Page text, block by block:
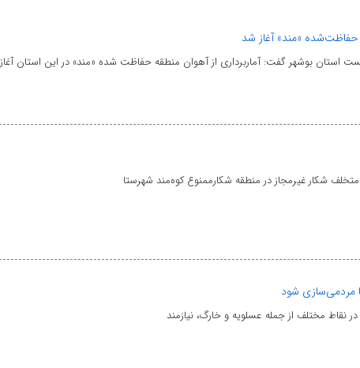
حفاظت‌شده «مند» آغاز شد
بوشهر گفت: آماربرداری از آهوان منطقه حفاظت شده «مند» در این استان آغاز
مردمی‌سازی شود
نقاط مختلف از جمله عسلویه و خارگ، نیازمند